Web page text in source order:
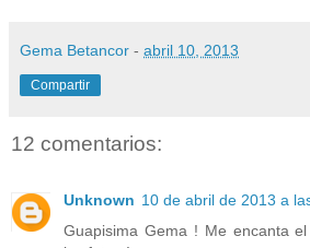
Gema Betancor - abril 10, 2013
Compartir
12 comentarios:
Unknown 10 de abril de 2013 a
Guapisima Gema ! Me encanta